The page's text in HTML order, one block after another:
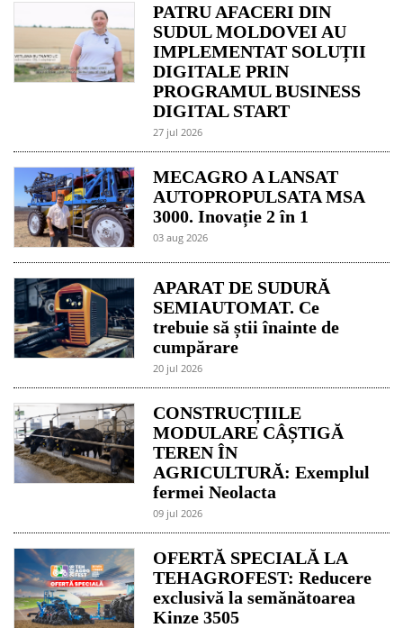
PATRU AFACERI DIN
SUDUL MOLDOVEI AU
IMPLEMENTAT SOLUȚII
DIGITALE PRIN
PROGRAMUL BUSINESS
DIGITAL START
27 jul 2026
MECAGRO A LANSAT
AUTOPROPULSATA MSA
3000. Inovație 2 în 1
03 aug 2026
APARAT DE SUDURĂ
SEMIAUTOMAT. Ce
trebuie să știi înainte de
cumpărare
20 jul 2026
CONSTRUCȚIILE
MODULARE CÂȘTIGĂ
TEREN ÎN
AGRICULTURĂ: Exemplul
fermei Neolacta
09 jul 2026
OFERTĂ SPECIALĂ LA
TEHAGROFEST: Reducere
exclusivă la semănătoarea
Kinze 3505